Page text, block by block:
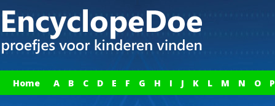
Home A B C D E F G H I J K L M N O P